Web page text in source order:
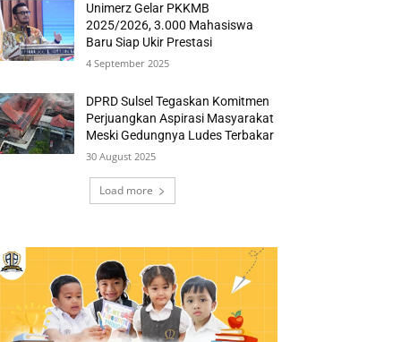
Unimerz Gelar PKKMB
2025/2026, 3.000 Mahasiswa
Baru Siap Ukir Prestasi
4 September 2025
DPRD Sulsel Tegaskan Komitmen
Perjuangkan Aspirasi Masyarakat
Meski Gedungnya Ludes Terbakar
30 August 2025
Load more